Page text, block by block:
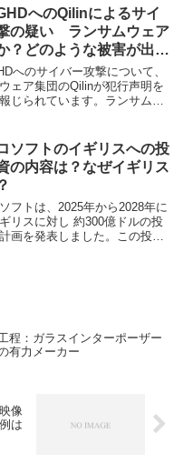
速回転させるMAS技術を用い
プな信号を得ます。固体NMR
なぜマジック角で回転させる
ことができます。
へのQilinによるサイ
の疑い ランサムウェア
？どのような被害が出て
？
へのサイバー攻撃について、
ェア集団のQilinが犯行声明を
じられています。ランサムウ
除と引き換えに身代金を要求
ログラムで近年被害が増加し
ランサムウェアの特徴、どの
が出ているのかを知ることが
ソフトのイギリスへの投
内容は？なぜイギリス
フトは、2025年から2028年に
リスに対し 約300億ドルの投
画を発表しました。この投資
程：ガラスインターポーザー
有力メーカー
像
は